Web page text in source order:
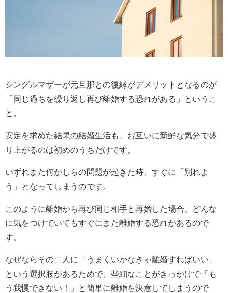
シングルマザーが元旦那との復縁がデメリットとなるのが
「同じ過ちを繰り返し再び離婚する恐れがある」というこ
と。
安定を求めた結果の結婚生活も、お互いに新鮮な気分で盛
り上がるのは初めのうちだけです。
いずれまた何かしらの問題が起きた時、すぐに「別れよ
う」となってしまうのです。
このように離婚から再び同じ相手と再婚した場合、どんな
に気をつけていてもすぐにまた離婚する恐れがあるので
す。
なぜならその二人に「うまくいかなきゃ離婚すればいい」
という選択肢があるためで、些細なことがきっかけで「も
う我慢できない！」と簡単に離婚を決意してしまうので